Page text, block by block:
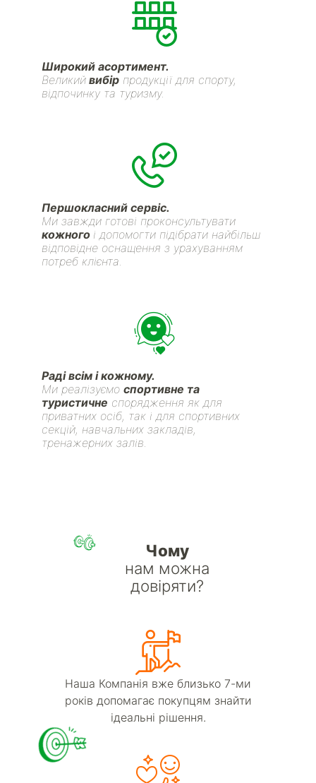
Широкий асортимент.
Великий вибір продукції для спорту,
відпочинку та туризму.
Першокласний сервіс.
Ми завжди готові проконсультувати
кожного і допомогти підібрати найбільш
відповідне оснащення з урахуванням
потреб клієнта.
Раді всім і кожному.
Ми реалізуємо спортивне та
туристичне спорядження як для
приватних осіб, так і для спортивних
секцій, навчальних закладів,
тренажерних залів.
Чому
нам можна
довіряти?
Наша Компанія вже близько 7-ми
років допомагає покупцям знайти
ідеальні рішення.